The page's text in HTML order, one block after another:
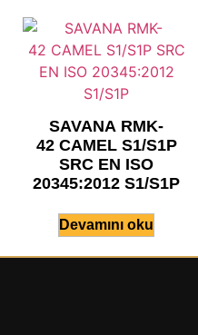
SAVANA RMK-
42 CAMEL S1/S1P
SRC EN ISO
20345:2012 S1/S1P
Devamını oku